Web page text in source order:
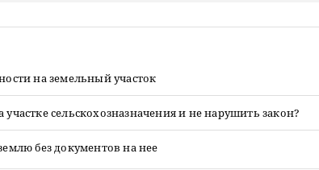
на земельный участок
сельскохозназначения и не нарушить закон?
без документов на нее